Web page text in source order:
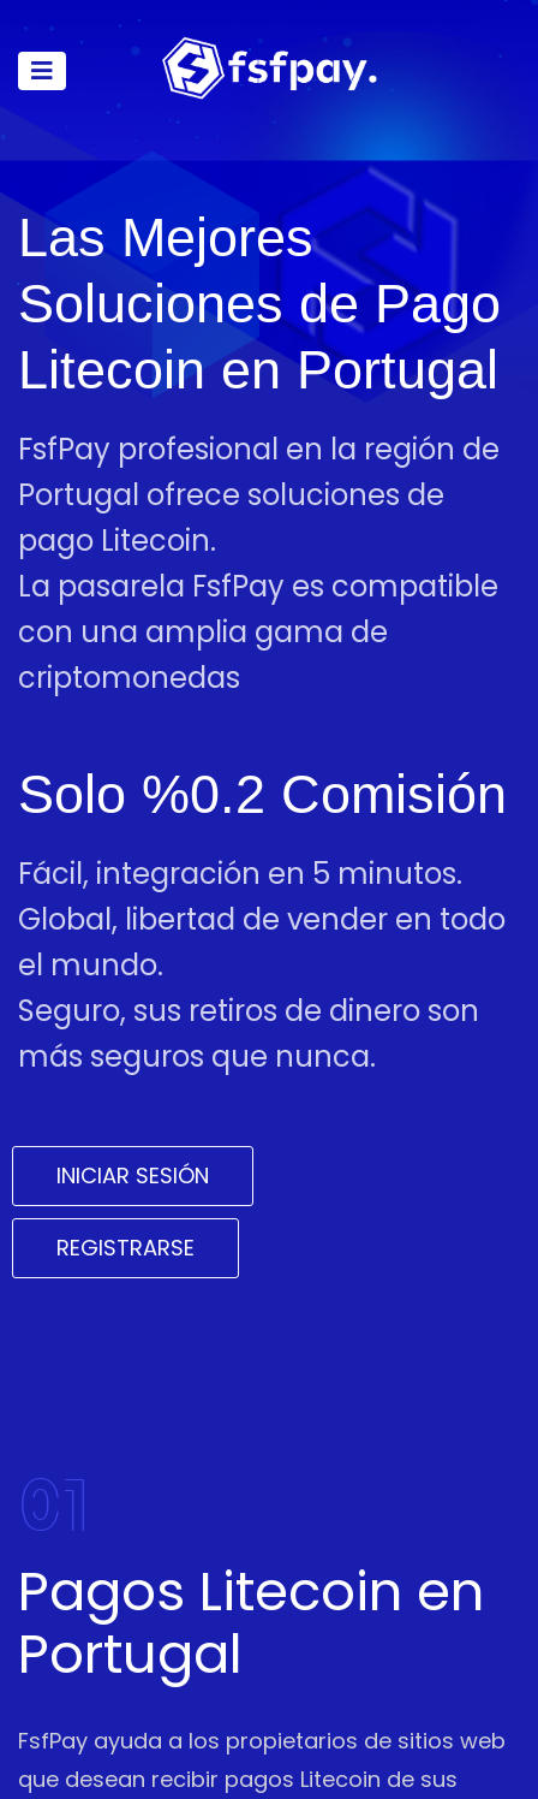
Las Mejores
Soluciones de Pago
Litecoin en Portugal
FsfPay profesional en la región de
Portugal ofrece soluciones de
pago Litecoin.
La pasarela FsfPay es compatible
con una amplia gama de
criptomonedas
Solo %0.2 Comisión
Fácil, integración en 5 minutos.
Global, libertad de vender en todo
el mundo.
Seguro, sus retiros de dinero son
más seguros que nunca.
INICIAR SESIÓN
REGISTRARSE
01
Pagos Litecoin en
Portugal
FsfPay ayuda a los propietarios de sitios web
que desean recibir pagos Litecoin de sus